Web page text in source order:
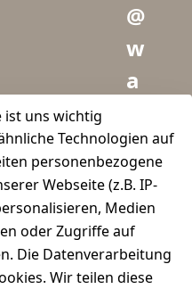
ist uns wichtig
Technologien auf
personenbezogene
Webseite (z.B. IP-
Medien
oder Zugriffe auf
Die Datenverarbeitung
Wir teilen diese
@
w
a
d
m
e
i
s